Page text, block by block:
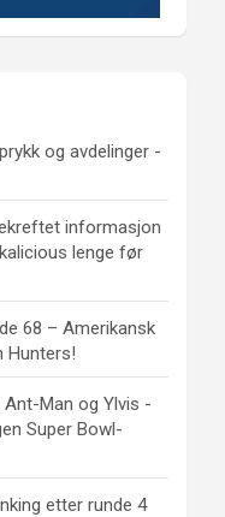
og avdelinger -
informasjon
lenge før
68 – Amerikansk
Hunters!
Ant-Man og Ylvis -
Super Bowl-
etter runde 4